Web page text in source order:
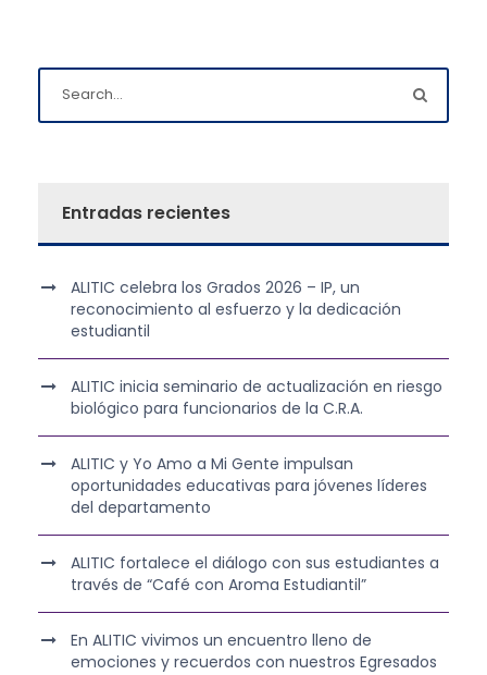
Entradas recientes
ALITIC celebra los Grados 2026 – IP, un
reconocimiento al esfuerzo y la dedicación
estudiantil
ALITIC inicia seminario de actualización en riesgo
biológico para funcionarios de la C.R.A.
ALITIC y Yo Amo a Mi Gente impulsan
oportunidades educativas para jóvenes líderes
del departamento
ALITIC fortalece el diálogo con sus estudiantes a
través de “Café con Aroma Estudiantil”
En ALITIC vivimos un encuentro lleno de
emociones y recuerdos con nuestros Egresados